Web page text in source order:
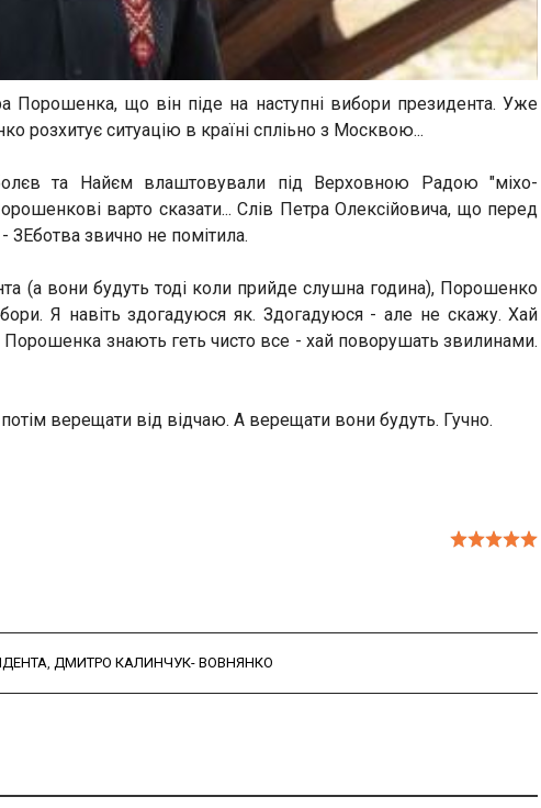
Порошенка, що він піде на наступні вибори президента. Уже
ситуацію в країні спліьно з Москвою...
та Найєм влаштовували під Верховною Радою "міхо-
варто сказати... Слів Петра Олексійовича, що перед
звично не помітила.
(а вони будуть тоді коли прийде слушна година), Порошенко
Я навіть здогадуюся як. Здогадуюся - але не скажу. Хай
Порошенка знають геть чисто все - хай поворушать звилинами.
верещати від відчаю. А верещати вони будуть. Гучно.
, ДМИТРО КАЛИНЧУК- ВОВНЯНКО